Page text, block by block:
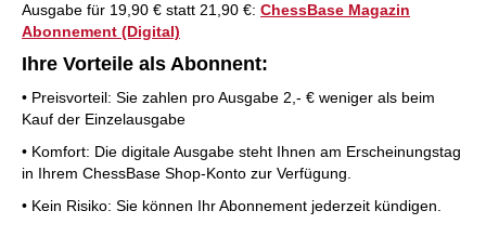
Ausgabe für 19,90 € statt 21,90 €: ChessBase Magazin
Abonnement (Digital)
Ihre Vorteile als Abonnent:
• Preisvorteil: Sie zahlen pro Ausgabe 2,- € weniger als beim
Kauf der Einzelausgabe
• Komfort: Die digitale Ausgabe steht Ihnen am Erscheinungstag
in Ihrem ChessBase Shop-Konto zur Verfügung.
• Kein Risiko: Sie können Ihr Abonnement jederzeit kündigen.